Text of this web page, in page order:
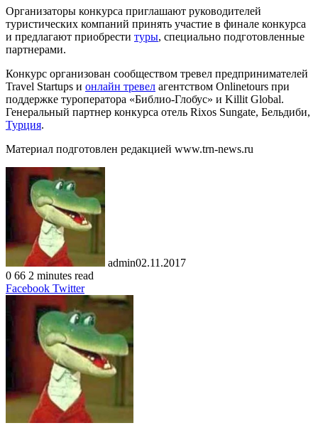
Организаторы конкурса приглашают руководителей
туристических компаний принять участие в финале конкурса
и предлагают приобрести туры, специально подготовленные
партнерами.
Конкурс организован сообществом тревел предпринимателей
Travel Startups и онлайн тревел агентством Onlinetours при
поддержке туроператора «Библио-Глобус» и Killit Global.
Генеральный партнер конкурса отель Rixos Sungate, Бельдиби,
Турция.
Материал подготовлен редакцией www.trn-news.ru
admin02.11.2017
0 66 2 minutes read
Facebook TwitterLinkedIn
Tumblr
Pinterest
Reddit
VKontakte
Share
via
Email
Print